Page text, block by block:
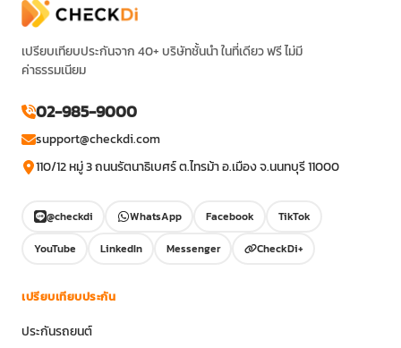
เปรียบเทียบประกันจาก 40+ บริษัทชั้นนำ ในที่เดียว ฟรี ไม่มี
ค่าธรรมเนียม
02-985-9000
support@checkdi.com
110/12 หมู่ 3 ถนนรัตนาธิเบศร์ ต.ไทรม้า อ.เมือง จ.นนทบุรี 11000
@checkdi WhatsApp Facebook
TikTok
YouTube
LinkedIn Messenger CheckDi+
เปรียบเทียบประกัน
ประกันรถยนต์